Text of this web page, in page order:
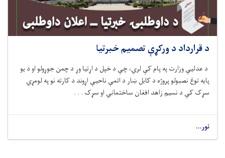
د قرارداد د ورکړې تصمیم خبرتیا
د عدلیې وزارت په پام کې لري، چې د خپل د اړتیا وړد چمن جوړولو او د یو
پایه توغ نصبولوپروژه د کابل ښارد اتمې ناحیې اړوند د کارته نوپهلومړي
سړک کې د نسیم زاهد افغان ساختماني او سړک . . .
نور...